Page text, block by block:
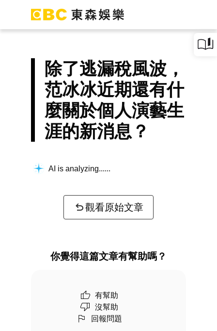
除了逃漏稅風波，
范冰冰近期還有什
麼關於個人演藝生
涯的新消息？
AI is analyzing...
觀看原始文章
你覺得這篇文章有幫助嗎？
有幫助
沒幫助
回報問題